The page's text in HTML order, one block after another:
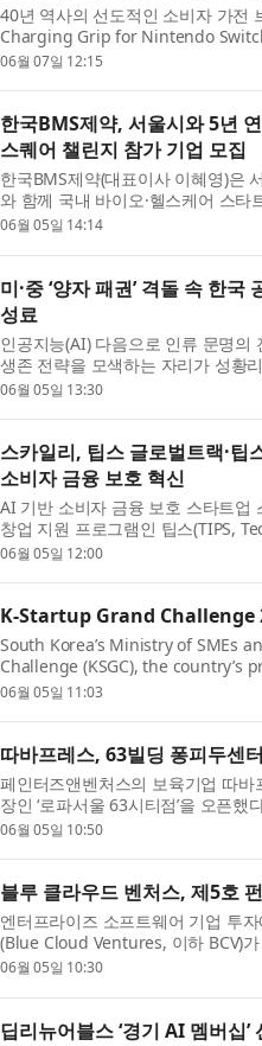
40년 역사의 선도적인 소비자 가전
Charging Grip for Nintendo
Nintendo ...
06월 07일 12:15
한국BMS제약, 서울시와 5년
스퀘어 챌린지 참가 기업 모집
한국BMS제약(대표이사 이혜영)은
와 함께 국내 바이오·헬스케어 스
Seoul-B...
06월 05일 14:14
미·중 ‘양자 패권’ 격돌 속 한
성료
인공지능(AI) 다음으로 인류 문명의
생존 전략을 모색하는 자리가 성황
호)과 ...
06월 05일 13:30
스카일리, 팁스 글로벌트랙·
소비자 금융 보호 혁신
AI 기반 소비자 금융 보호 스타트업
창업 지원 프로그램인 팁스(TIPS,
마...
06월 05일 12:00
K-Startup Grand
South Korea’s Ministry of SMEs
Challenge (KSGC), the
startups tar...
06월 05일 11:03
따바프레스, 63빌딩 퐁피두센
페인터즈앤벤처스의 보육기업 따
장인 ‘로파서울 63시티점’을 오픈
큐...
06월 05일 10:50
블루 클라우드 벤처스, 제5호
엔터프라이즈 소프트웨어 기업 투
(Blue Cloud Ventures, 이하 BCV)가
(Fin...
06월 05일 10:30
딥리뉴어블스 ‘경기 AI 멤버십